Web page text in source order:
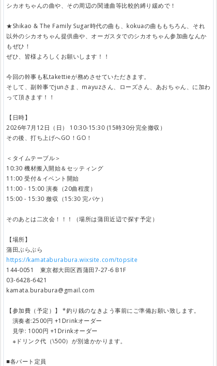
シカオちゃんの曲や、その周辺の関連曲等比較的縛り緩めで！
★Shikao & The Family Sugar時代の曲も、kokuaの曲ももちろん、それ
以外のシカオちゃん提供曲や、オーガスタでのシカオちゃん参加曲なんか
もぜひ！
ぜひ、皆様よろしくお願いします！！
今回の幹事も私takettieが務めさせていただきます。
そして、副幹事でjunさま、mayuzさん、ローズさん、あおちゃん、に加わ
って頂きます！！
【日時】
2026年7月12日（日） 10:30-15:30 (15時30分完全撤収）
その後、打ち上げへGO！GO！
＜タイムテーブル＞
10:30 機材搬入開始＆セッティング
11:00 受付＆イベント開始
11:00 - 15:00 演奏（20曲程度）
15:00 - 15:30 撤収（15:30 完パケ）
そのあとは二次会！！！（場所は蒲田近辺で探す予定）
【場所】
蒲田ぶらぶら
https://kamataburabura.wixsite.com/topsite
144-0051 東京都大田区西蒲田7-27-6 B1F
03-6428-6421
kamata.burabura@gmail.com
【参加費（予定）】 *釣り銭のなきよう事前にご準備お願い致します。
演奏者:2500円 +1Drinkオーダー
見学: 1000円 +1Drinkオーダー
※ドリンク代（\500）が別途かかります。
■各パート定員